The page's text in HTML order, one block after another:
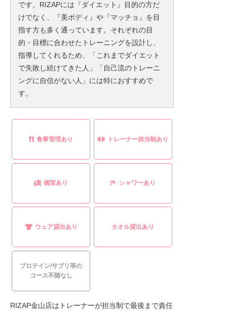
です。RIZAPには『ダイエット』目的の方だ
けでなく、『美ボディ』や『マッチョ』を目
指す方も多く通っています。それぞれの目
的・目標に合わせたトレーニングを設計し、
指導してくれるため、「これまでダイエット
で失敗し続けてきた人」「自己流のトレーニ
ングに自信がない人」には特におすすめで
す。
食事管理あり トレーナー担当制あり
個室あり シャワーあり
ウェア貸出あり タオル貸出あり
プロテイン/サプリ等の
コース不随なし
RIZAP金山店はトレーナーが担当制で最後まで責任